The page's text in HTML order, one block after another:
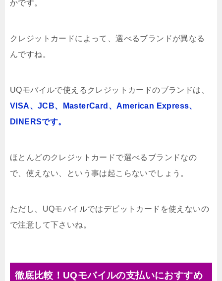
かです。
クレジットカードによって、選べるブランドが異なる
んですね。
UQモバイルで使えるクレジットカードのブランドは、
VISA、JCB、MasterCard、American Express、
DINERSです。
ほとんどのクレジットカードで選べるブランドなの
で、使えない、という事は起こらないでしょう。
ただし、UQモバイルではデビットカードを使えないの
で注意して下さいね。
徹底比較！UQモバイルの支払いにおすすめ